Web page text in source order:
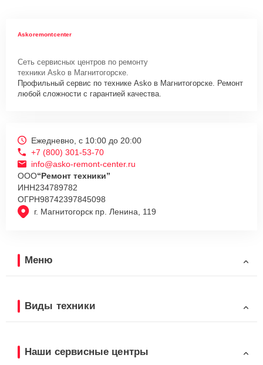
Askoremontcenter
Сеть сервисных центров по ремонту
техники Asko в Магнитогорске.
Профильный сервис по технике Asko в Магнитогорске. Ремонт
любой сложности с гарантией качества.
г. Магнитогорск пр. Ленина, 119
Ежедневно, с 10:00 до 20:00
+7 (800) 301-53-70
info@asko-remont-center.ru
ООО“Ремонт техники”
ИНН234789782
ОГРН98742397845098
Меню
Виды техники
Наши сервисные центры